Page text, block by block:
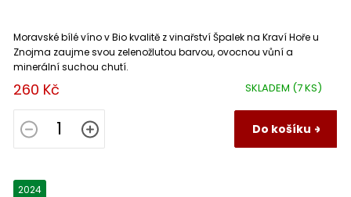
SKLADEM (7 KS)
260 Kč
Do košíku
Moravské bílé víno v Bio kvalitě z vinařství Špalek na Kraví Hoře u
Znojma zaujme svou zelenožlutou barvou, ovocnou vůní a
minerální suchou chutí.
2024